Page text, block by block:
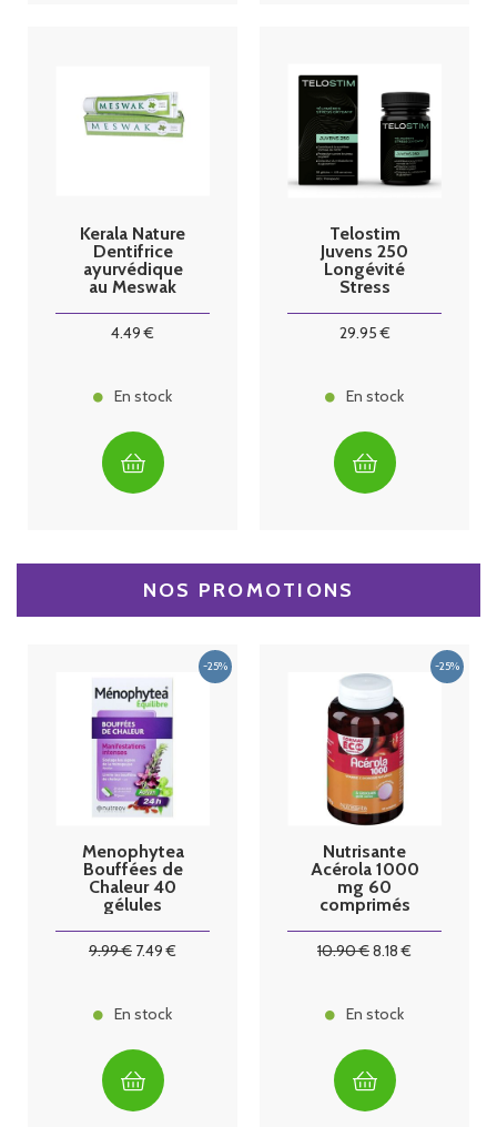
Kerala Nature
Dentifrice
ayurvédique
au Meswak
4.49 €
En stock
Telostim
Juvens 250
Longévité
Stress
29.95€
En stock
NOS PROMOTIONS
Menophytea
Bouffées de
Chaleur 40
gélules
9.99€ 7.49 €
En stock
Nutrisante
Acérola 1000
mg 60
comprimés
10.90€8.18 €
En stock